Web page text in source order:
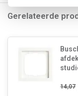
Gerelateerde
14,07